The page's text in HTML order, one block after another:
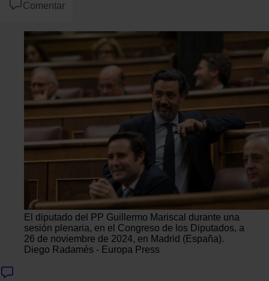
Comentar
El diputado del PP Guillermo Mariscal durante una
sesión plenaria, en el Congreso de los Diputados, a
26 de noviembre de 2024, en Madrid (España).
Diego Radamés - Europa Press